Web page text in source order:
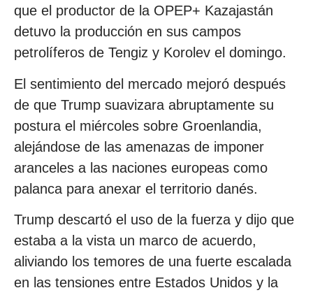
que el productor de la OPEP+ Kazajastán
detuvo la producción en sus campos
petrolíferos de Tengiz y Korolev el domingo.
El sentimiento del mercado mejoró después
de que Trump suavizara abruptamente su
postura el miércoles sobre Groenlandia,
alejándose de las amenazas de imponer
aranceles a las naciones europeas como
palanca para anexar el territorio danés.
Trump descartó el uso de la fuerza y dijo que
estaba a la vista un marco de acuerdo,
aliviando los temores de una fuerte escalada
en las tensiones entre Estados Unidos y la